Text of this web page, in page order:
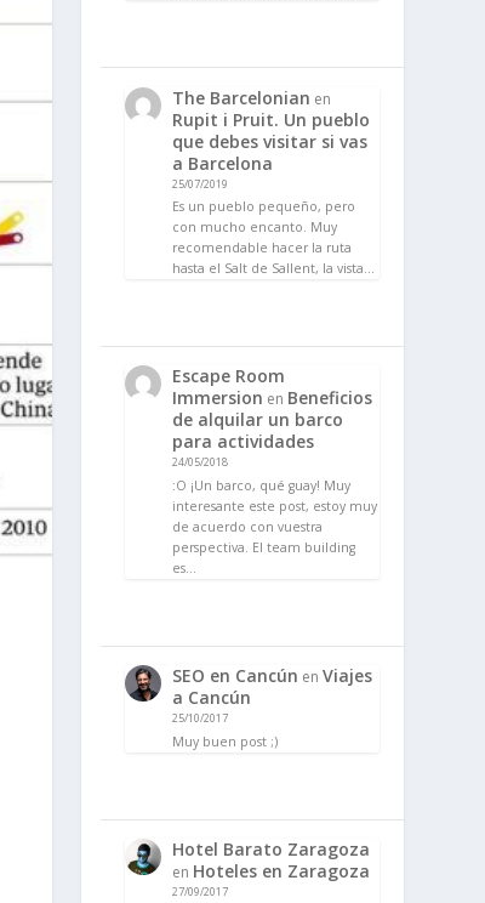
The Barcelonian en
Rupit i Pruit. Un pueblo
que debes visitar si vas
a Barcelona
25/07/2019
Es un pueblo pequeño, pero
con mucho encanto. Muy
recomendable hacer la ruta
hasta el Salt de Sallent, la vista…
Escape Room
Immersion en Beneficios
de alquilar un barco
para actividades
24/05/2018
:O ¡Un barco, qué guay! Muy
interesante este post, estoy muy
de acuerdo con vuestra
perspectiva. El team building
es…
SEO en Cancún en Viajes
a Cancún
25/10/2017
Muy buen post ;)
Hotel Barato Zaragoza
en Hoteles en Zaragoza
27/09/2017